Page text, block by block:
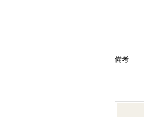
備考